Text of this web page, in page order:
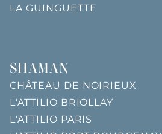
LA GUINGUETTE
SHAMAN
CHÂTEAU DE NOIRIEUX
L'ATTILIO BRIOLLAY
L'ATTILIO PARIS